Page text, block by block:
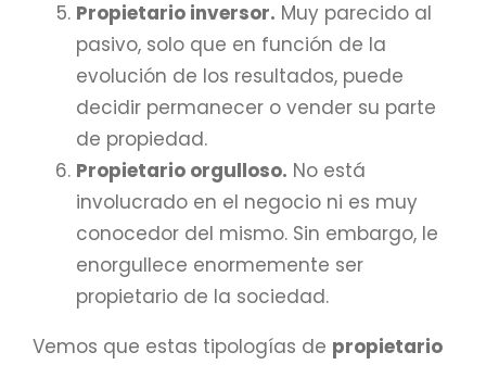
Propietario inversor. Muy parecido al
pasivo, solo que en función de la
evolución de los resultados, puede
decidir permanecer o vender su parte
de propiedad.
Propietario orgulloso. No está
involucrado en el negocio ni es muy
conocedor del mismo. Sin embargo, le
enorgullece enormemente ser
propietario de la sociedad.
Vemos que estas tipologías de propietario